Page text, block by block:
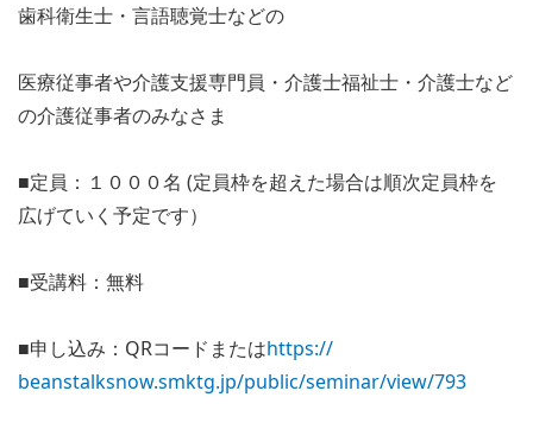
歯科衛生士・言語聴覚士などの
医療従事者や介護支援専門員・介護士福祉士・介護士など
の介護従事者のみなさま
■定員：１０００名 (定員枠を超えた場合は順次定員枠を
広げていく予定です）
■受講料：無料
■申し込み： QRコードまたはhttps://
beanstalksnow.smktg.jp/public/seminar/view/793